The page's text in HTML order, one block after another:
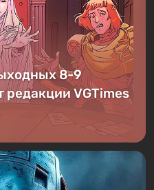
8-9
редакции VGTimes